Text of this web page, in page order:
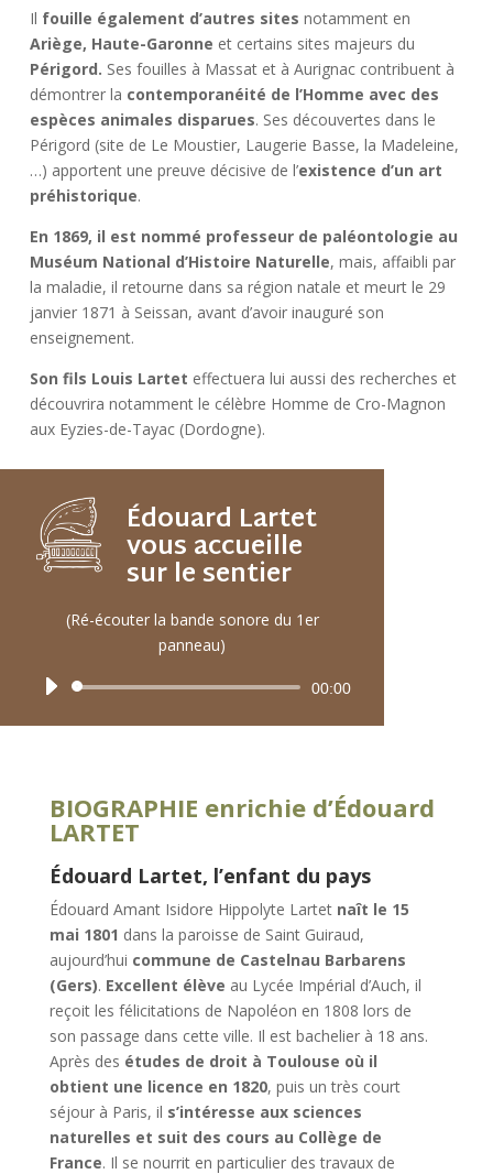
Il fouille également d’autres sites notamment en
Ariège, Haute-Garonne et certains sites majeurs du
Périgord. Ses fouilles à Massat et à Aurignac contribuent à
démontrer la contemporanéité de l’Homme avec des
espèces animales disparues. Ses découvertes dans le
Périgord (site de Le Moustier, Laugerie Basse, la Madeleine,
…) apportent une preuve décisive de l’existence d’un art
préhistorique.
En 1869, il est nommé professeur de paléontologie au
Muséum National d’Histoire Naturelle, mais, affaibli par
la maladie, il retourne dans sa région natale et meurt le 29
janvier 1871 à Seissan, avant d’avoir inauguré son
enseignement.
Son fils Louis Lartet effectuera lui aussi des recherches et
découvrira notamment le célèbre Homme de Cro-Magnon
aux Eyzies-de-Tayac (Dordogne).
Édouard Lartet
vous accueille
sur le sentier
(Ré-écouter la bande sonore du 1er
panneau)
Lecteur
00:00
BIOGRAPHIE enrichie d’Édouard
LARTET
Édouard Lartet, l’enfant du pays
Édouard Amant Isidore Hippolyte Lartet naît le 15
mai 1801 dans la paroisse de Saint Guiraud,
aujourd’hui commune de Castelnau Barbarens
(Gers). Excellent élève au Lycée Impérial d’Auch, il
reçoit les félicitations de Napoléon en 1808 lors de
son passage dans cette ville. Il est bachelier à 18 ans.
Après des études de droit à Toulouse où il
obtient une licence en 1820, puis un très court
séjour à Paris, il s’intéresse aux sciences
naturelles et suit des cours au Collège de
France. Il se nourrit en particulier des travaux de